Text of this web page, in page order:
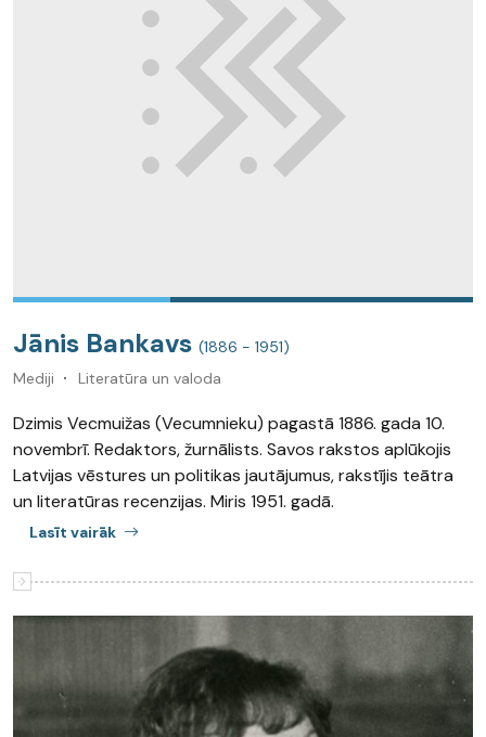
Jānis Bankavs (1886 - 1951)
Mediji
Literatūra un valoda
Dzimis Vecmuižas (Vecumnieku) pagastā 1886. gada 10.
novembrī. Redaktors, žurnālists. Savos rakstos aplūkojis
Latvijas vēstures un politikas jautājumus, rakstījis teātra
un literatūras recenzijas. Miris 1951. gadā.
Lasīt vairāk